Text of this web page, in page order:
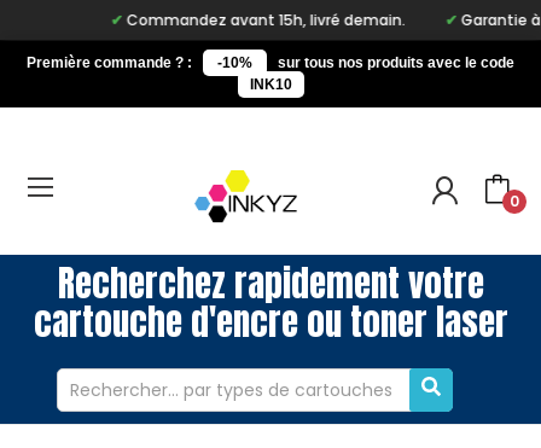
Commandez avant 15h, livré demain. Garantie à
Première commande ? : -10%
sur tous nos produits avec le code
INK10
0
Recherchez rapidement votre
cartouche d'encre ou toner laser